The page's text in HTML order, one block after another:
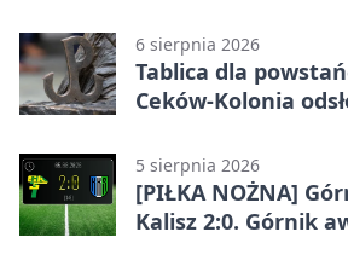
6 sierpnia 2026
Tablica dla
Ceków-Kolonia
5 sierpnia 2026
[PIŁKA NOŻNA]
Kalisz 2:0. Górnik